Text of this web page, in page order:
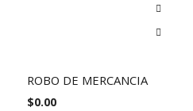
ROBO DE MERCANCIA
$0.00